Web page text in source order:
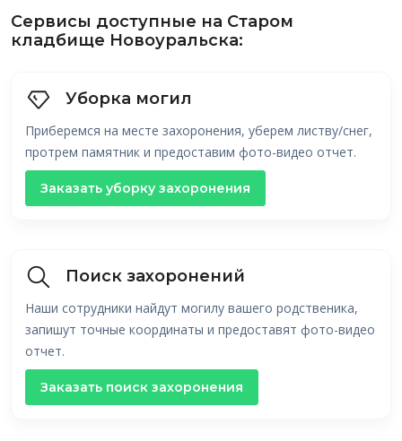
Сервисы доступные на Старом
кладбище Новоуральска:
Уборка могил
Приберемся на месте захоронения, уберем листву/снег,
протрем памятник и предоставим фото-видео отчет.
Заказать уборку захоронения
Поиск захоронений
Наши сотрудники найдут могилу вашего родственика,
запишут точные координаты и предоставят фото-видео
отчет.
Заказать поиск захоронения